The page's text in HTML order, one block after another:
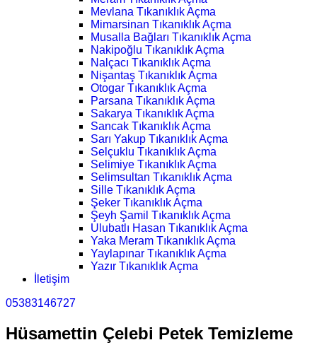
Mevlana Tıkanıklık Açma
Mimarsinan Tıkanıklık Açma
Musalla Bağları Tıkanıklık Açma
Nakipoğlu Tıkanıklık Açma
Nalçacı Tıkanıklık Açma
Nişantaş Tıkanıklık Açma
Otogar Tıkanıklık Açma
Parsana Tıkanıklık Açma
Sakarya Tıkanıklık Açma
Sancak Tıkanıklık Açma
Sarı Yakup Tıkanıklık Açma
Selçuklu Tıkanıklık Açma
Selimiye Tıkanıklık Açma
Selimsultan Tıkanıklık Açma
Sille Tıkanıklık Açma
Şeker Tıkanıklık Açma
Şeyh Şamil Tıkanıklık Açma
Ulubatlı Hasan Tıkanıklık Açma
Yaka Meram Tıkanıklık Açma
Yaylapınar Tıkanıklık Açma
Yazır Tıkanıklık Açma
İletişim
05383146727
Hüsamettin Çelebi Petek Temizleme